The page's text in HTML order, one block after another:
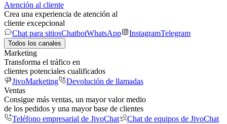
Atención al cliente
Crea una experiencia de atención al
cliente excepcional
Chat para sitiosChatbotWhatsApp InstagramTelegram
Todos los canales
Marketing
Transforma el tráfico en
clientes potenciales cualificados
JivoMarketing
Devolución de llamadas
Ventas
Consigue más ventas, un mayor valor medio
de los pedidos y una mayor base de clientes
Teléfono empresarial de JivoChat
Chat de equipos de JivoChat